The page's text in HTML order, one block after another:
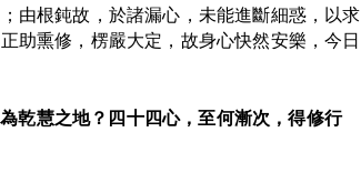
由根鈍故，於諸漏心，未能進斷細惑，以求
助熏修，楞嚴大定，故身心快然安樂，今日
乾慧之地？四十四心，至何漸次，得修行